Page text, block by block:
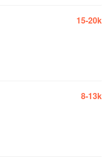
15-20k
8-13k